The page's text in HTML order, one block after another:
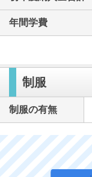
年間学費
制服
制服の有無